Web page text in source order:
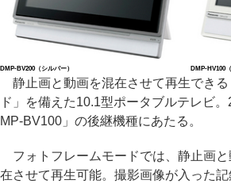
DMP-BV200（シルバー） DMP-HV100
静止画と動画を混在させて再生でき
ド」を備えた10.1型ポータブルテレビ
MP-BV100」の後継機種にあたる。
フォトフレームモードでは、静止画
在させて再生可能。撮影画像が入った